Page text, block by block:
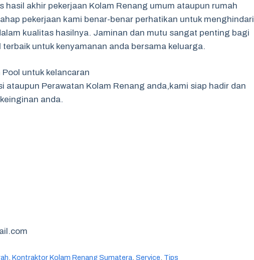
hasil akhir pekerjaan Kolam Renang umum ataupun rumah
pekerjaan kami benar-benar perhatikan untuk menghindari
kualitas hasilnya. Jaminan dan mutu sangat penting bagi
untuk kenyamanan anda bersama keluarga.
untuk kelancaran
ataupun Perawatan Kolam Renang anda,kami siap hadir dan
anda.
,Kontraktor Kolam Renang Sumatera ,Service Tips